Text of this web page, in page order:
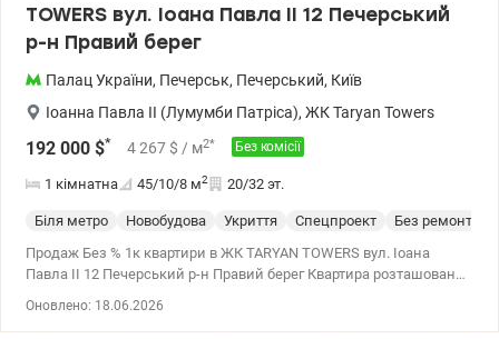
TOWERS вул. Іоана Павла II 12 Печерський
р-н Правий берег
Палац України, Печерськ, Печерський, Київ
Іоанна Павла II (Лумумби Патріса), ЖК Taryan Towers
192 000 $* 4 267 $ / м2* Без комісії
1 кімнатна 45/10/8 м2 20/32 эт.
Біля метро Новобудова Укриття Спецпроект
Без ремонта
Продаж Без % 1к квартири в ЖК TARYAN TOWERS вул. Іоана
Павла II 12 Печерський р-н Правий берег Квартира розташована
Оновлено: 18.06.2026